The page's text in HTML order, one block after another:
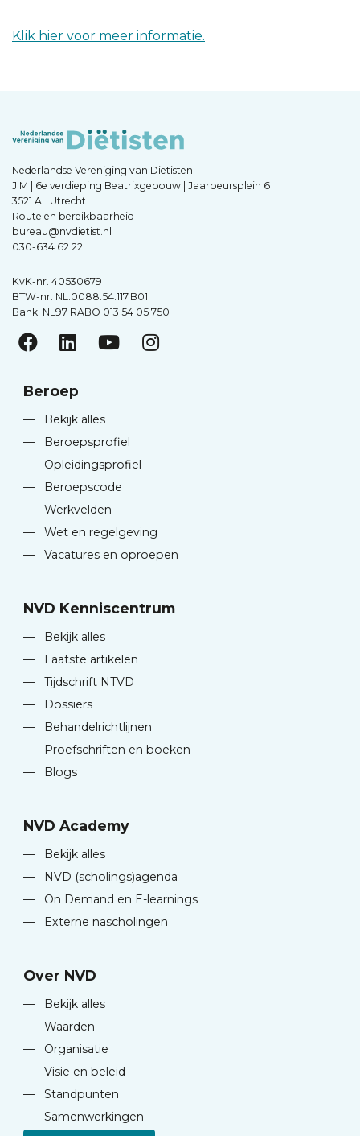
Klik hier voor meer informatie.
Nederlandse Vereniging van Diëtisten
JIM | 6e verdieping Beatrixgebouw | Jaarbeursplein 6
3521 AL Utrecht
Route en bereikbaarheid
bureau@nvdietist.nl
030-634 62 22
KvK-nr. 40530679
BTW-nr. NL.0088.54.117.B01
Bank: NL97 RABO 013 54 05 750
Beroep
—
Bekijk alles
—
Beroepsprofiel
—
Opleidingsprofiel
—
Beroepscode
—
Werkvelden
—
Wet en regelgeving
—
Vacatures en oproepen
NVD Kenniscentrum
—
Bekijk alles
—
Laatste artikelen
—
Tijdschrift NTVD
—
Dossiers
—
Behandelrichtlijnen
—
Proefschriften en boeken
—
Blogs
NVD Academy
—
Bekijk alles
—
NVD (scholings)agenda
—
On Demand en E-learnings
—
Externe nascholingen
Over NVD
—
Bekijk alles
—
Waarden
—
Organisatie
—
Visie en beleid
—
Standpunten
—
Samenwerkingen